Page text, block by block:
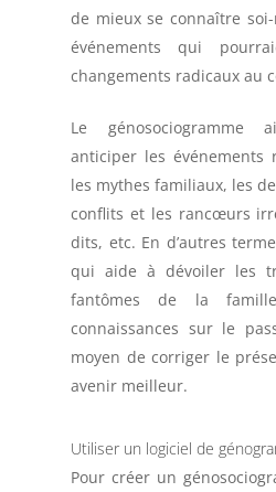
de mieux se connaître
événements qui
changements radicaux au
Le génosociogramme
anticiper les événements
les mythes familiaux, les
conflits et les rancœurs
dits, etc. En d’autres
qui aide à dévoiler les
fantômes de la
connaissances sur le
moyen de corriger le
avenir meilleur.
Utiliser un logiciel de
Pour créer un